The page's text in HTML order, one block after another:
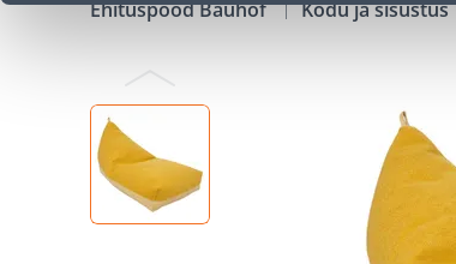
Ehituspood Bauhof Kodu ja sisustus